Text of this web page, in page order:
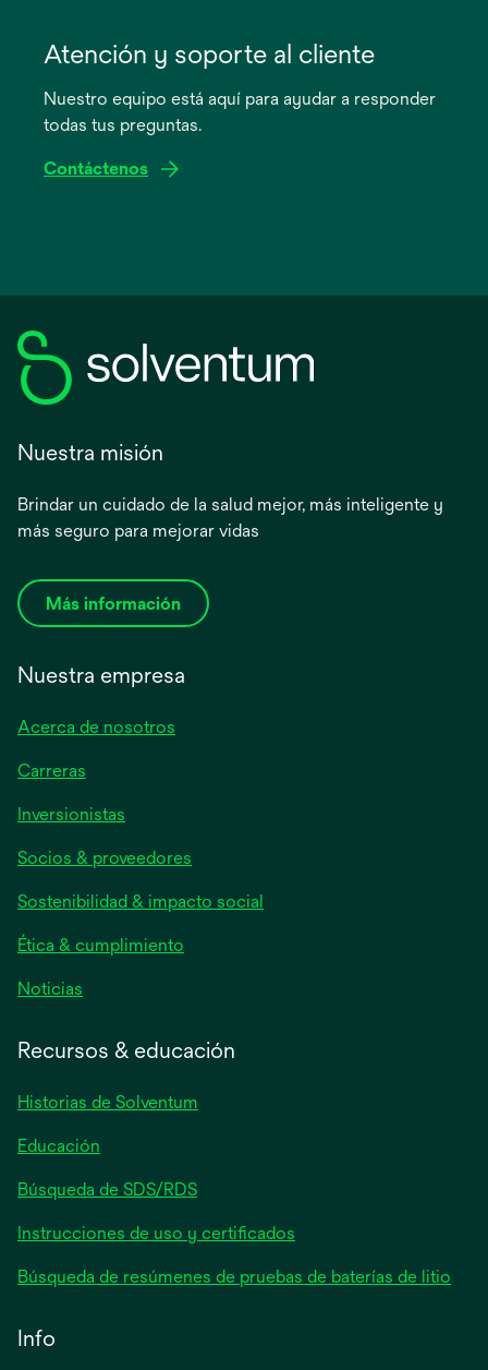
abre
pestaña
Atención y soporte al cliente
Nuestro equipo está aquí para ayudar a responder
todas tus preguntas.
Contáctenos
Nuestra misión
Brindar un cuidado de la salud mejor, más inteligente y
más seguro para mejorar vidas
Más información
Nuestra empresa
Acerca de nosotros
Carreras
Inversionistas
en
una
pestaña
nueva
Socios & proveedores
Sostenibilidad & impacto social
Ética & cumplimiento
Noticias
pestaña
Recursos & educación
Historias de Solventum
Educación
Búsqueda de SDS/RDS
Instrucciones de uso y certificados
Búsqueda de resúmenes de pruebas de baterías de litio
Info